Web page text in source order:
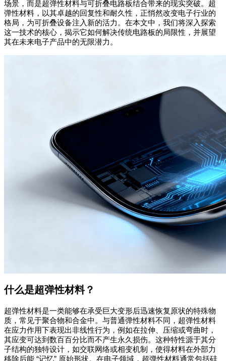
场景，而是超弹性材料与可折叠电路板结合带来的现实突破。超
弹性材料，以其卓越的回复性和耐久性，正悄然改变电子行业的
格局，为可折叠设备注入新的活力。在本文中，我们将深入探索
这一技术的核心，揭示它如何解决传统电路板的局限性，并展望
其在未来电子产品中的无限潜力。
什么是超弹性材料？
超弹性材料是一类能够在承受巨大变形后迅速恢复原状的特殊物
质，常见于聚合物和合金中。与普通弹性材料不同，超弹性材料
在应力作用下表现出非线性行为，例如在拉伸、压缩或弯曲时，
其应变可达到数百百分比而不产生永久损伤。这种特性源于其分
子结构的独特设计，如交联网络或相变机制，使得材料在外部力
移除后能 “记忆” 原始形状。在电子领域，超弹性材料通常包括硅